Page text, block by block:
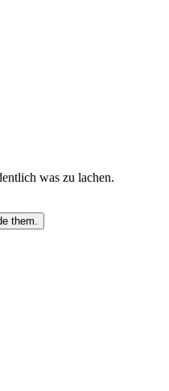
was zu lachen.
them.